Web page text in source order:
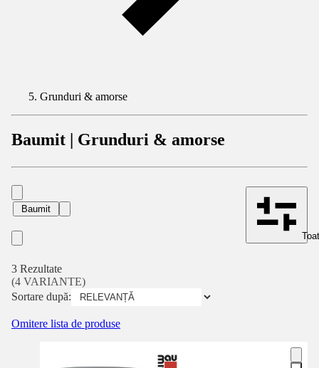
Grunduri & amorse
Baumit | Grunduri & amorse
Baumit
3 Rezultate
(4 VARIANTE)
Sortare după:
Omitere lista de produse